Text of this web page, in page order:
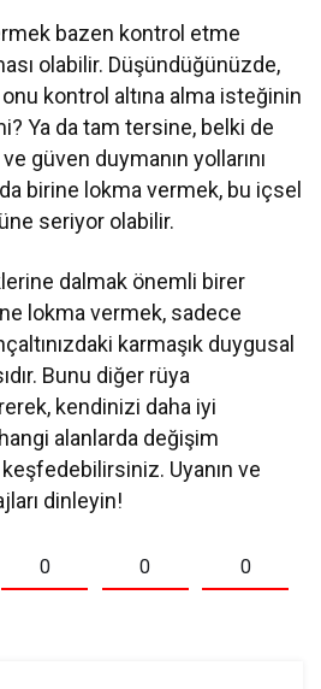
bazen kontrol etme
olabilir. Düşündüğünüzde,
kontrol altına alma isteğinin
Ya da tam tersine, belki de
güven duymanın yollarını
birine lokma vermek, bu içsel
seriyor olabilir.
dalmak önemli birer
lokma vermek, sadece
karmaşık duygusal
Bunu diğer rüya
kendinizi daha iyi
alanlarda değişim
Uyanın ve
dinleyin!
0 0 0